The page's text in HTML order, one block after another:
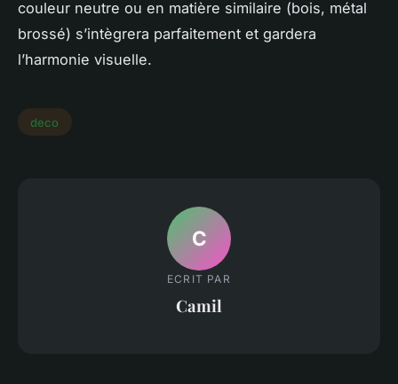
couleur neutre ou en matière similaire (bois, métal
brossé) s’intègrera parfaitement et gardera
l’harmonie visuelle.
deco
C
ECRIT PAR
Camil